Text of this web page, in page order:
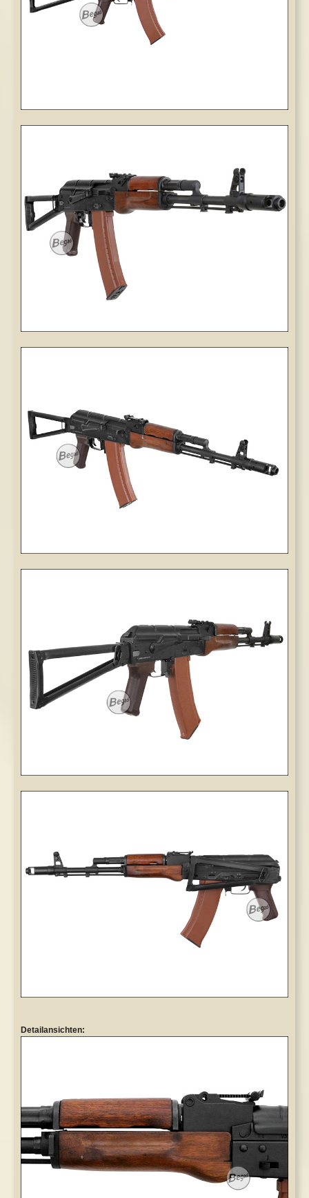
Detailansichten: